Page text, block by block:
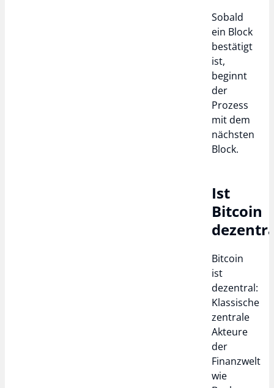
Sobald
ein Block
bestätigt
ist,
beginnt
der
Prozess
mit dem
nächsten
Block.
Ist
Bitcoin
Bitcoin
ist
dezentral:
Klassische
zentrale
Akteure
der
Finanzwelt
wie